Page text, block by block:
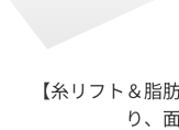
【糸リフト＆脂
り、